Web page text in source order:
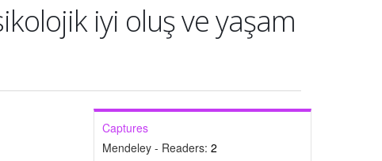
iyi oluş ve yaşam
Captures
Mendeley - Readers: 2